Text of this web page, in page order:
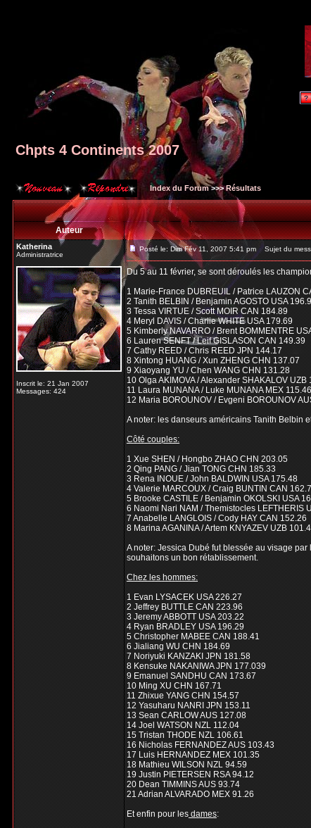
Chpts 4 Continents 2007
Index du Forum>>>Résultats
Auteur
Katherina
Administratrice
Inscrit le: 21 Jan 2007
Messages: 424
Posté le: Dim Fév 11, 2007 5:41 pm Sujet du
Du 5 au 11 février, se sont déroulés les
1 Marie-France DUBREUIL / Patrice LAUZON
2 Tanith BELBIN / Benjamin AGOSTO USA
3 Tessa VIRTUE / Scott MOIR CAN 184.89
4 Meryl DAVIS / Charlie WHITE USA 179.69
5 Kimberly NAVARRO / Brent BOMMENTRE
6 Lauren SENFT / Leif GISLASON CAN 149.39
7 Cathy REED / Chris REED JPN 144.17
8 Xintong HUANG / Xun ZHENG CHN 137.07
9 Xiaoyang YU / Chen WANG CHN 131.28
10 Olga AKIMOVA / Alexander SHAKALOV UZB
11 Laura MUNANA / Luke MUNANA MEX 115.46
12 Maria BOROUNOV / Evgeni BOROUNOV
A noter: les danseurs américains Tanith Belbin
Côté couples:
1 Xue SHEN / Hongbo ZHAO CHN 203.05
2 Qing PANG / Jian TONG CHN 185.33
3 Rena INOUE / John BALDWIN USA 175.48
4 Valerie MARCOUX / Craig BUNTIN CAN
5 Brooke CASTILE / Benjamin OKOLSKI USA
6 Naomi Nari NAM / Themistocles LEFTHERIS
7 Anabelle LANGLOIS / Cody HAY CAN 152.26
8 Marina AGANINA / Artem KNYAZEV UZB
A noter: Jessica Dubé fut blessée au visage
souhaitons un bon rétablissement.
Chez les hommes:
1 Evan LYSACEK USA 226.27
2 Jeffrey BUTTLE CAN 223.96
3 Jeremy ABBOTT USA 203.22
4 Ryan BRADLEY USA 196.29
5 Christopher MABEE CAN 188.41
6 Jialiang WU CHN 184.69
7 Noriyuki KANZAKI JPN 181.58
8 Kensuke NAKANIWA JPN 177.039
9 Emanuel SANDHU CAN 173.67
10 Ming XU CHN 167.71
11 Zhixue YANG CHN 154.57
12 Yasuharu NANRI JPN 153.11
13 Sean CARLOW AUS 127.08
14 Joel WATSON NZL 112.04
15 Tristan THODE NZL 106.61
16 Nicholas FERNANDEZ AUS 103.43
17 Luis HERNANDEZ MEX 101.35
18 Mathieu WILSON NZL 94.59
19 Justin PIETERSEN RSA 94.12
20 Dean TIMMINS AUS 93.74
21 Adrian ALVARADO MEX 91.26
Et enfin pour lesdames: